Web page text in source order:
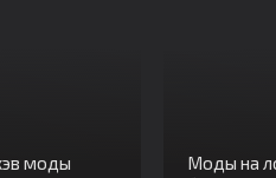
моды
Моды на